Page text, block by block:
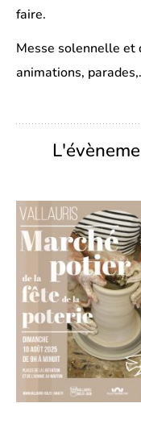
faire.
Messe solennelle et
animations,